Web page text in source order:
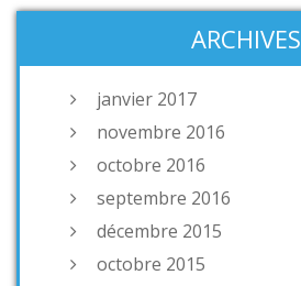
ARCHIVES
janvier 2017
novembre 2016
octobre 2016
septembre 2016
décembre 2015
octobre 2015